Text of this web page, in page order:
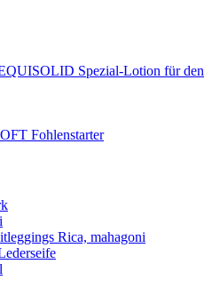
Spezial-Lotion für den
Fohlenstarter
Rica, mahagoni